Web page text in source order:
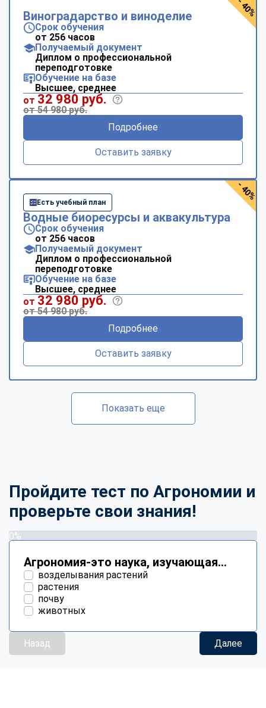
Виноградарство и виноделие
Срок обучения
от 256 часов
Получаемый документ
Диплом о профессиональной
переподготовке
Обучение на базе
Высшее, среднее
от 32 980 руб.
от 54 980 руб.
Подробнее
Оставить заявку
- 40%
Есть учебный план
Водные биоресурсы и аквакультура
Срок обучения
от 256 часов
Получаемый документ
Диплом о профессиональной
переподготовке
Обучение на базе
Высшее, среднее
от 32 980 руб.
от 54 980 руб.
Подробнее
Оставить заявку
- 40%
Показать еще
Пройдите тест по Агрономии и
проверьте свои знания!
0%
Агрономия-это наука, изучающая...
возделывания растений
растения
почву
животных
Назад Далее